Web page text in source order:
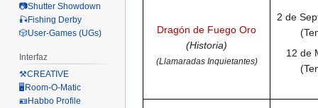
Dragón de Fuego Oro
(Historia)
(Llamaradas Inquietantes)
2 de
12 de
📷Shutter Showdown
🎣Fishing Derby
🎲User-Games (UGs)
Interfaz
⚒️CREATIVE
🖥️Room-O-Matic
🪪Habbo Profile